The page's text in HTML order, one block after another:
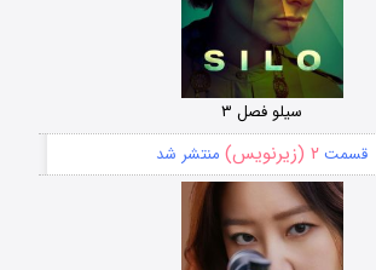
سیلو فصل ۳
قسمت ۲ (زیرنویس) منتشر شد